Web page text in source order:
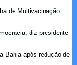
de Multivacinação
diz presidente
Bahia após redução de